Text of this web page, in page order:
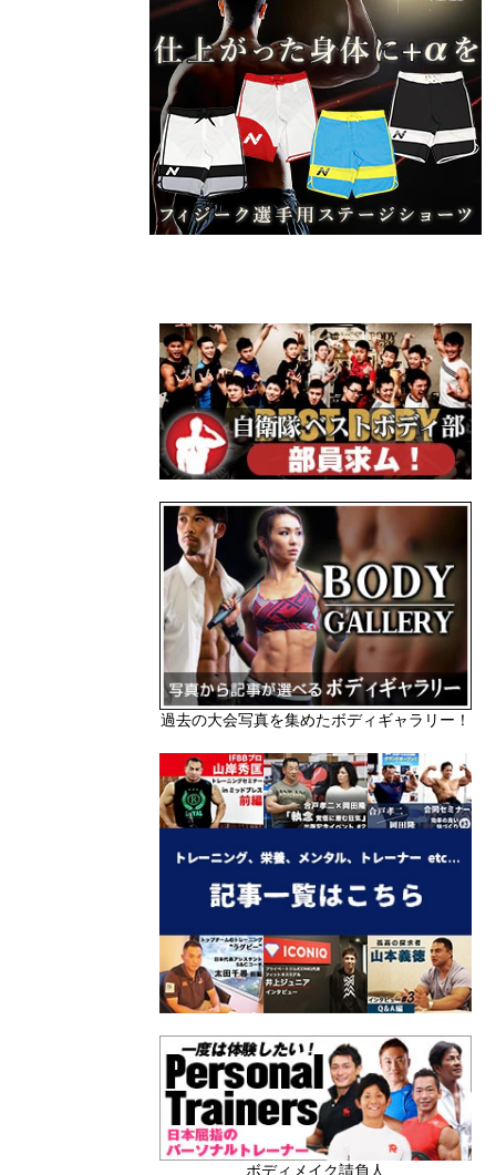
過去の大会写真を集めたボディギャラリー！
ボディメイク請負人